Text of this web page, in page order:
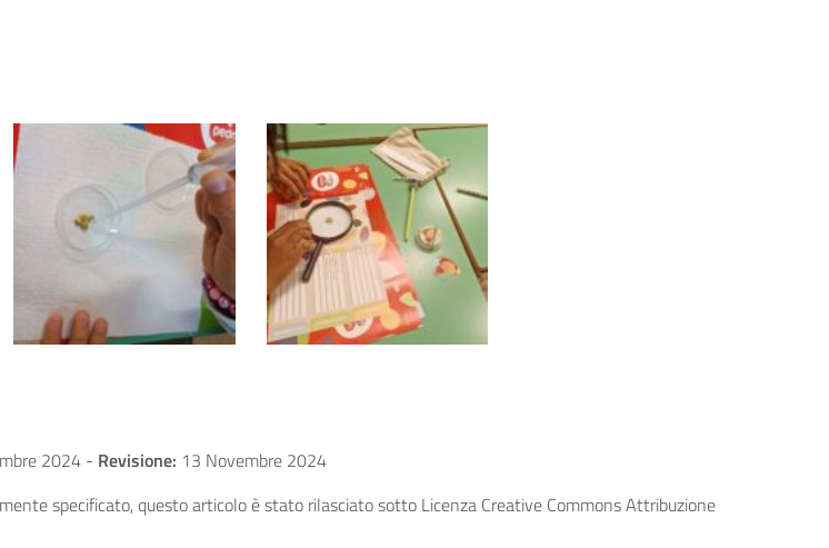
2024 - Revisione: 13 Novembre 2024
specificato, questo articolo è stato rilasciato sotto Licenza Creative Commons Attribuzione